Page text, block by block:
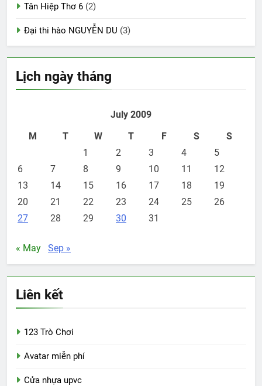
Tân Hiệp Thơ 6 (2)
Đại thi hào NGUYỄN DU (3)
Lịch ngày tháng
July 2009
M
T W T F S
S
1
2 3 4
5
6
7 8 9 10 11
12
13
14 15 16 17 18
19
20
21 22 23 24 25
26
27
28 29 30 31
« May Sep »
Liên kết
123 Trò Chơi
Avatar miễn phí
Cửa nhựa upvc